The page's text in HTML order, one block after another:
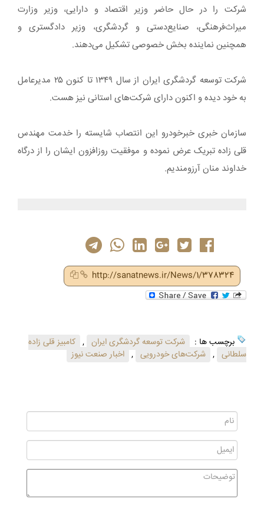
شرکت را در حال حاضر وزیر اقتصاد و دارایی، وزیر وزارت
میراث‌فرهنگی، صنایع‌دستی و گردشگری، وزیر دادگستری و
همچنین نماینده بخش خصوصی تشکیل می‌دهند.
شرکت توسعه گردشگری ایران از سال ۱۳۴۹ تا کنون ۲۵ مدیرعامل
به خود دیده و اکنون دارای شرکت‌های استانی نیز هست.
سازمان خبری خبرخودرو این انتصاب شایسته را خدمت مهندس
قلی زاده تبریک عرض نموده و موفقیت روزافزون ایشان را از درگاه
خداوند منان آرزومندیم.
http://sanatnews.ir/News/1/378324
برچسب ها : شرکت توسعه گردشگری ایران , کامبیز قلی زاده
سلطانی , شرکت‌های خودرویی , اخبار صنعت نیوز